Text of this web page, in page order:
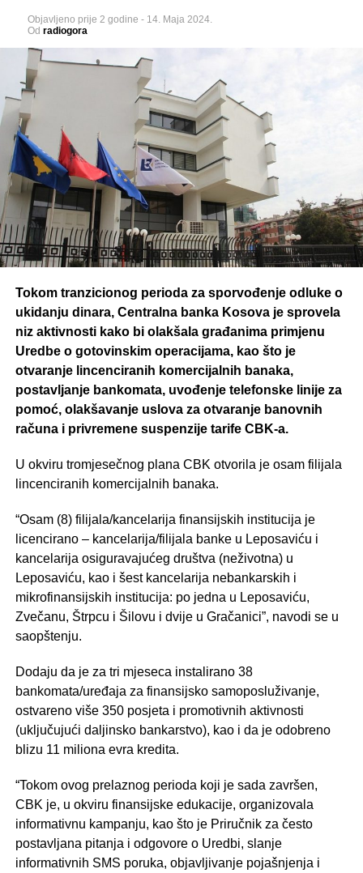
Objavljeno prije 2 godine - 14. Maja 2024.
Od radiogora
Tokom tranzicionog perioda za sporvođenje odluke o
ukidanju dinara, Centralna banka Kosova je sprovela
niz aktivnosti kako bi olakšala građanima primjenu
Uredbe o gotovinskim operacijama, kao što je
otvaranje lincenciranih komercijalnih banaka,
postavljanje bankomata, uvođenje telefonske linije za
pomoć, olakšavanje uslova za otvaranje banovnih
računa i privremene suspenzije tarife CBK-a.
U okviru tromjesečnog plana CBK otvorila je osam filijala
lincenciranih komercijalnih banaka.
“Osam (8) filijala/kancelarija finansijskih institucija je
licencirano – kancelarija/filijala banke u Leposaviću i
kancelarija osiguravajućeg društva (neživotna) u
Leposaviću, kao i šest kancelarija nebankarskih i
mikrofinansijskih institucija: po jedna u Leposaviću,
Zvečanu, Štrpcu i Šilovu i dvije u Gračanici”, navodi se u
saopštenju.
Dodaju da je za tri mjeseca instalirano 38
bankomata/uređaja za finansijsko samoposluživanje,
ostvareno više 350 posjeta i promotivnih aktivnosti
(uključujući daljinsko bankarstvo), kao i da je odobreno
blizu 11 miliona evra kredita.
“Tokom ovog prelaznog perioda koji je sada završen,
CBK je, u okviru finansijske edukacije, organizovala
informativnu kampanju, kao što je Priručnik za često
postavljana pitanja i odgovore o Uredbi, slanje
informativnih SMS poruka, objavljivanje pojašnjenja i